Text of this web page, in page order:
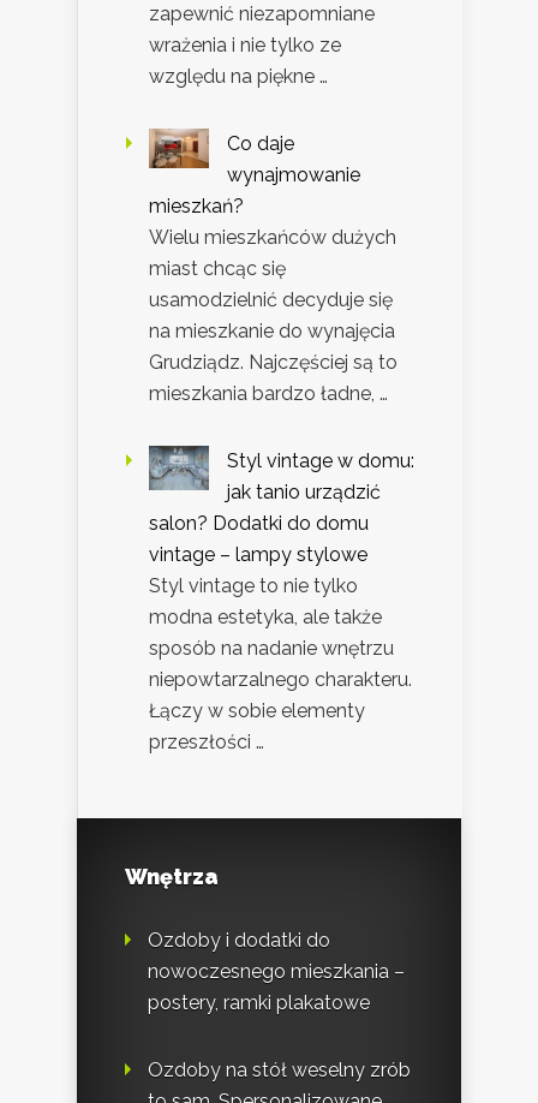
zapewnić niezapomniane
wrażenia i nie tylko ze
względu na piękne …
Co daje
wynajmowanie
mieszkań?
Wielu mieszkańców dużych
miast chcąc się
usamodzielnić decyduje się
na mieszkanie do wynajęcia
Grudziądz. Najczęściej są to
mieszkania bardzo ładne, …
Styl vintage w domu:
jak tanio urządzić
salon? Dodatki do domu
vintage – lampy stylowe
Styl vintage to nie tylko
modna estetyka, ale także
sposób na nadanie wnętrzu
niepowtarzalnego charakteru.
Łączy w sobie elementy
przeszłości …
Wnętrza
Ozdoby i dodatki do
nowoczesnego mieszkania –
postery, ramki plakatowe
Ozdoby na stół weselny zrób